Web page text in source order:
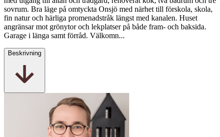
sovrum. Bra läge på omtyckta Onsjö med närhet till förskola, skola,
fin natur och härliga promenadstråk längst med kanalen. Huset
angränsar mot grönytor och lekplatser på både fram- och baksida.
Garage i länga samt förråd. Välkomn...
Beskrivning